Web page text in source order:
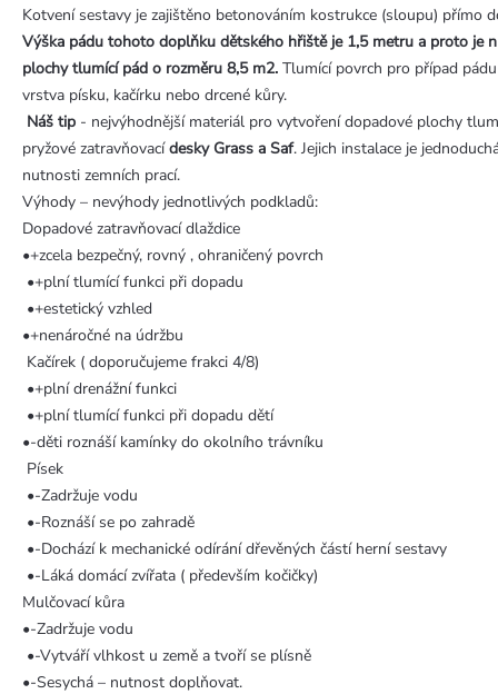
Kotvení sestavy je zajištěno betonováním kostrukce (sloupu) přímo
Výška pádu tohoto doplňku dětského hřiště je 1,5 metru a proto je
plochy tlumící pád o rozměru 8,5 m2. Tlumící povrch pro případ
vrstva písku, kačírku nebo drcené kůry.
Náš tip - nejvýhodnější materiál pro vytvoření dopadové plochy
pryžové zatravňovacídesky Grass a Saf. Jejich instalace je
nutnosti zemních prací.
Výhody – nevýhody jednotlivých podkladů:
Dopadové zatravňovací dlaždice
•+zcela bezpečný, rovný , ohraničený povrch
•+plní tlumící funkci při dopadu
•+estetický vzhled
•+nenáročné na údržbu
Kačírek ( doporučujeme frakci 4/8)
•+plní drenážní funkci
•+plní tlumící funkci při dopadu dětí
•-děti roznáší kamínky do okolního trávníku
Písek
•-Zadržuje vodu
•-Roznáší se po zahradě
•-Dochází k mechanické odírání dřevěných částí herní sestavy
•-Láká domácí zvířata ( především kočičky)
Mulčovací kůra
•-Zadržuje vodu
•-Vytváří vlhkost u země a tvoří se plísně
•-Sesychá – nutnost doplňovat.